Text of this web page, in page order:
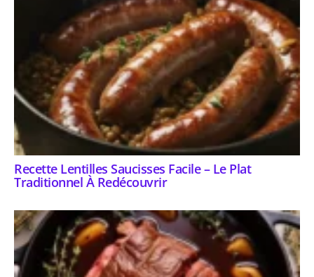
Recette Lentilles Saucisses Facile – Le Plat
Traditionnel À Redécouvrir